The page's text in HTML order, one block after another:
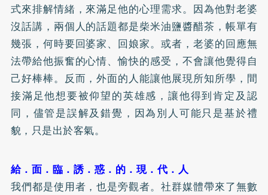
式來排解情緒，來滿足他的心理需求。因為他對老婆
沒話講，兩個人的話題都是柴米油鹽醬醋茶，帳單有
幾張，何時要回婆家、回娘家。或者，老婆的回應無
法帶給他振奮的心情、愉快的感受，不會讓他覺得自
己好棒棒。反而，外面的人能讓他展現所知所學，間
接滿足他想要被仰望的英雄感，讓他得到肯定及認
同，儘管是誤解及錯覺，因為別人可能只是基於禮
貌，只是出於客氣。
給．面．臨．誘．惑．的．現．代．人
我們都是使用者，也是旁觀者。社群媒體帶來了無數